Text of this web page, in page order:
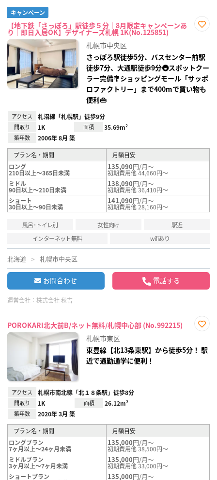
キャンペーン
【地下鉄「さっぽろ」駅徒歩５分｜8月限定キャンペーンあ
り｜即日入居OK】デザイナーズ札幌 1K(No.125851)
録
札幌市中央区
さっぽろ駅徒歩5分、バスセンター前駅
徒歩7分、大通駅徒歩9分🚇スポットクー
ラー完備🎐ショッピングモール「サッポ
ロファクトリー」まで400mで買い物も
便利👜
アクセス 札沼線「札幌駅」徒歩9分
間取り 1K 面積 35.69m²
築年数 2006年 8月 築
プラン名・期間
月額目安
ロング
210日以上～365日未満
135,090円/月～
初期費用他 44,660円～
ミドル
90日以上～210日未満
138,090円/月～
初期費用他 36,410円～
ショート
30日以上～90日未満
141,090円/月～
初期費用他 28,160円～
風呂･トイレ別 女性向け
駅近
インターネット無料
wifiあり
北海道 札幌市中央区
お問合わせ 電話する
運営会社： 株式会社 秋吉
POROKARI北大前B/ネット無料/札幌中心部 (No.992215)
り登
録
札幌市東区
東豊線【北13条東駅】から徒歩5分！ 駅
近で通勤通学に便利！
アクセス 札幌市南北線「北１８条駅」徒歩8分
間取り 1K 面積 26.12m²
築年数 2020年 3月 築
プラン名・期間
月額目安
ロングプラン
7ヶ月以上～24ヶ月未満
135,000円/月～
初期費用他 38,500円～
ミドルプラン
3ヶ月以上～7ヶ月未満
135,000円/月～
初期費用他 33,000円～
ショートプラン
135,000円/月～